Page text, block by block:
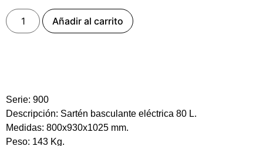
Añadir al carrito
Serie: 900
Descripción: Sartén basculante eléctrica 80 L.
Medidas: 800x930x1025 mm.
Peso: 143 Kg.